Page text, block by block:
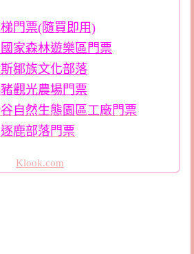
門票(隨買即用)
家森林遊樂區門票
鄒族文化部落
觀光農場門票
自然生態園區工廠門票
鹿部落門票
Klook.com